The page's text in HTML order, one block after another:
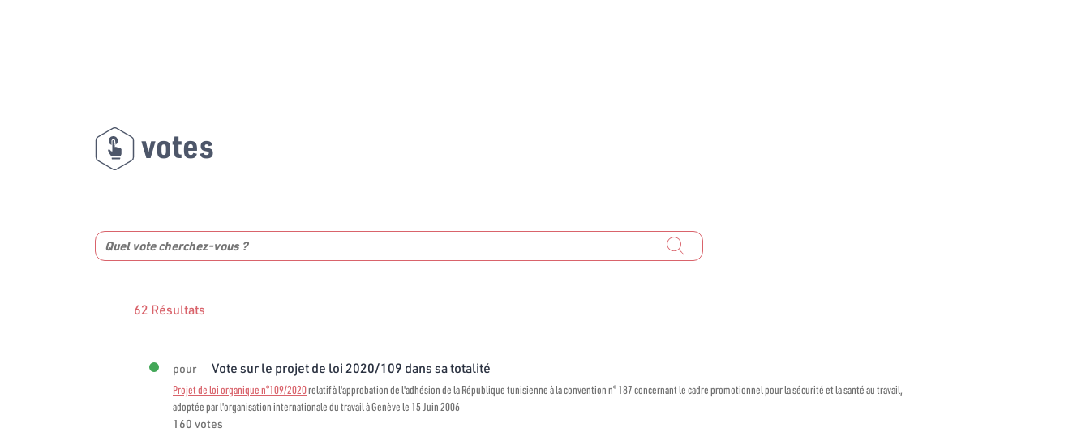
votes
62 Résultats
pour Vote sur le projet de loi 2020/109 dans sa totalité
Projet de loi organique n°109/2020relatif à l'approbation de l'adhésion de la République tunisienne à la convention n° 187 concernant le cadre promotionnel pour la sécurité et la santé au travail,
adoptée par l'organisation internationale du travail à Genève le 15 Juin 2006
160 votes